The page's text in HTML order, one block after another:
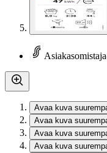
Avaa kuva
Avaa kuva
Avaa kuva
Avaa kuva